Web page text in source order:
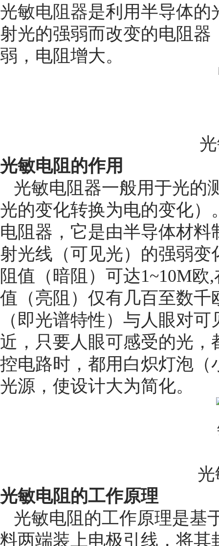
光敏电阻器是利用半导体的
射光的强弱而改变的电阻
弱，电阻增大。
光敏电阻的作用
光敏电阻器一般用于光的
光的变化转换为电的变化
电阻器，它是由半导体材
射光线（可见光）的强弱
阻值（暗阻）可达1~10M
值（亮阻）仅有几百至数
（即光谱特性）与人眼对
近，只要人眼可感受的光
控电路时，都用白炽灯泡
光源，使设计大为简化。
光敏电阻的工作原理
光敏电阻的工作原理是基
料两端装上电极引线，将